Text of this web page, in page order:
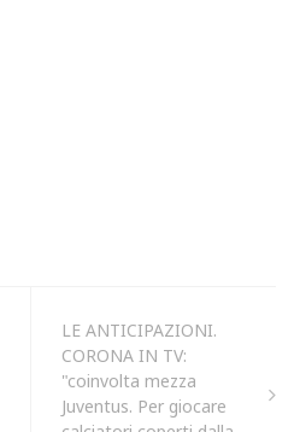
LE ANTICIPAZIONI.
CORONA IN TV:
"coinvolta mezza
Juventus. Per giocare